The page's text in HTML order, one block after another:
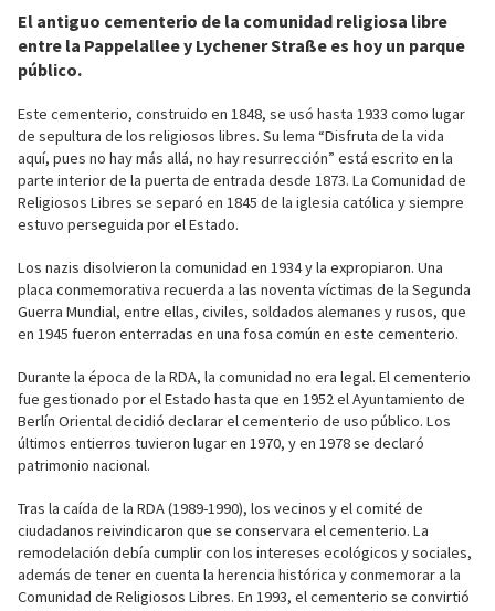
El antiguo cementerio de la comunidad religiosa libre
entre la Pappelallee y Lychener Straße es hoy un parque
público.
Este cementerio, construido en 1848, se usó hasta 1933 como lugar
de sepultura de los religiosos libres. Su lema “Disfruta de la vida
aquí, pues no hay más allá, no hay resurrección” está escrito en la
parte interior de la puerta de entrada desde 1873. La Comunidad de
Religiosos Libres se separó en 1845 de la iglesia católica y siempre
estuvo perseguida por el Estado.
Los nazis disolvieron la comunidad en 1934 y la expropiaron. Una
placa conmemorativa recuerda a las noventa víctimas de la Segunda
Guerra Mundial, entre ellas, civiles, soldados alemanes y rusos, que
en 1945 fueron enterradas en una fosa común en este cementerio.
Durante la época de la RDA, la comunidad no era legal. El cementerio
fue gestionado por el Estado hasta que en 1952 el Ayuntamiento de
Berlín Oriental decidió declarar el cementerio de uso público. Los
últimos entierros tuvieron lugar en 1970, y en 1978 se declaró
patrimonio nacional.
Tras la caída de la RDA (1989-1990), los vecinos y el comité de
ciudadanos reivindicaron que se conservara el cementerio. La
remodelación debía cumplir con los intereses ecológicos y sociales,
además de tener en cuenta la herencia histórica y conmemorar a la
Comunidad de Religiosos Libres. En 1993, el cementerio se convirtió